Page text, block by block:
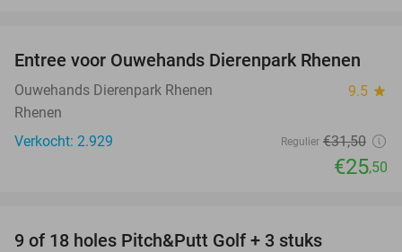
19%
Entree voor Ouwehands Dierenpark Rhenen
Ouwehands Dierenpark Rhenen 9.5 star
Rhenen
Verkocht: 2.929
Regulier €31,50
€25,50
9 of 18 holes Pitch&Putt Golf + 3 stuks